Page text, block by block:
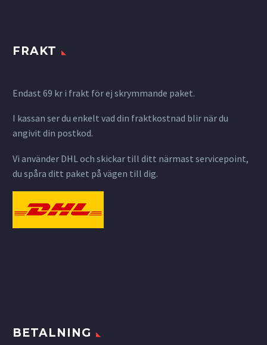
FRAKT
Endast 69 kr i frakt för ej skrymmande paket.
I kassan ser du enkelt vad din fraktkostnad blir när du
angivit din postkod.
Vi använder DHL och skickar till ditt närmast servicepoint,
du spåra ditt paket på vägen till dig.
BETALNING